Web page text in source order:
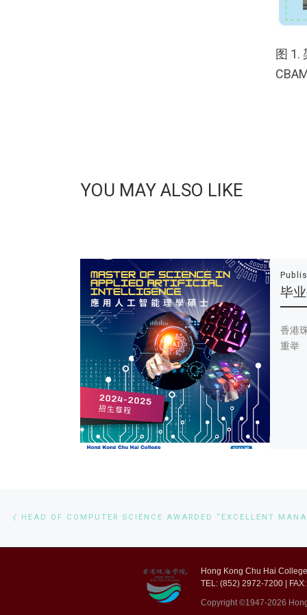
图 1.
YOU MAY ALSO LIKE
毕
香港
重举
Post navigation
Hong Kong Chu Hai
TEL: (852) 2972-7200 |
Copyright ©1947-2026